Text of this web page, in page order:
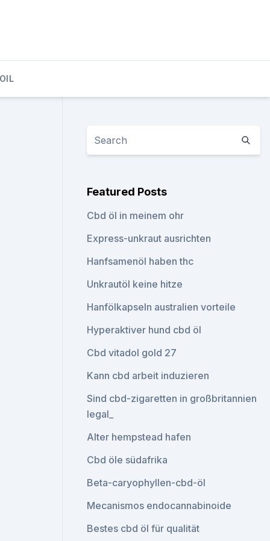
Featured Posts
Cbd öl in meinem ohr
Express-unkraut ausrichten
Hanfsamenöl haben thc
Unkrautöl keine hitze
Hanfölkapseln australien vorteile
Hyperaktiver hund cbd öl
Cbd vitadol gold 27
Kann cbd arbeit induzieren
Sind cbd-zigaretten in großbritannien
legal_
Alter hempstead hafen
Cbd öle südafrika
Beta-caryophyllen-cbd-öl
Mecanismos endocannabinoide
Bestes cbd öl für qualität